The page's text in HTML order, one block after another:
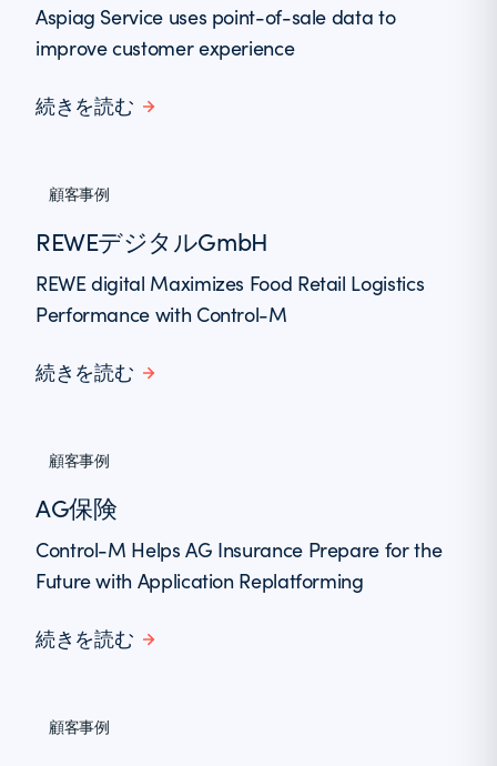
Aspiag Service uses point-of-sale data to
improve customer experience
続きを読む
顧客事例
REWEデジタルGmbH
REWE digital Maximizes Food Retail Logistics
Performance with Control-M
続きを読む
顧客事例
AG保険
Control-M Helps AG Insurance Prepare for the
Future with Application Replatforming
続きを読む
顧客事例